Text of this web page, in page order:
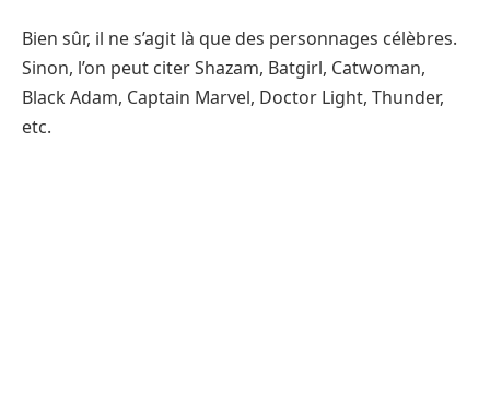
Bien sûr, il ne s’agit là que des personnages célèbres.
Sinon, l’on peut citer Shazam, Batgirl, Catwoman,
Black Adam, Captain Marvel, Doctor Light, Thunder,
etc.